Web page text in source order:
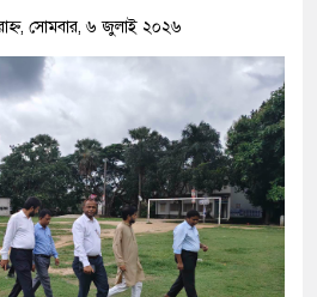
সোমবার, ৬ জুলাই ২০২৬